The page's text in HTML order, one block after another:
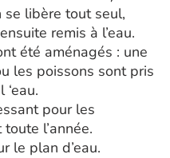
se libère tout seul,
remis à l’eau.
été aménagés : une
les poissons sont pris
pour les
l’année.
le plan d’eau.